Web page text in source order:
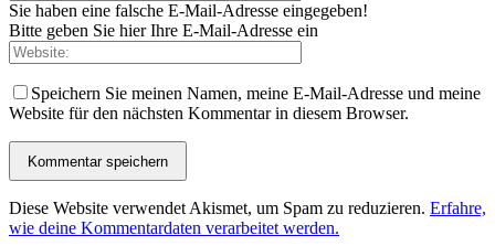
Sie haben eine falsche E-Mail-Adresse eingegeben!
Bitte geben Sie hier Ihre E-Mail-Adresse ein
Speichern Sie meinen Namen, meine E-Mail-Adresse und meine
Website für den nächsten Kommentar in diesem Browser.
Diese Website verwendet Akismet, um Spam zu reduzieren. Erfahre,
wie deine Kommentardaten verarbeitet werden.